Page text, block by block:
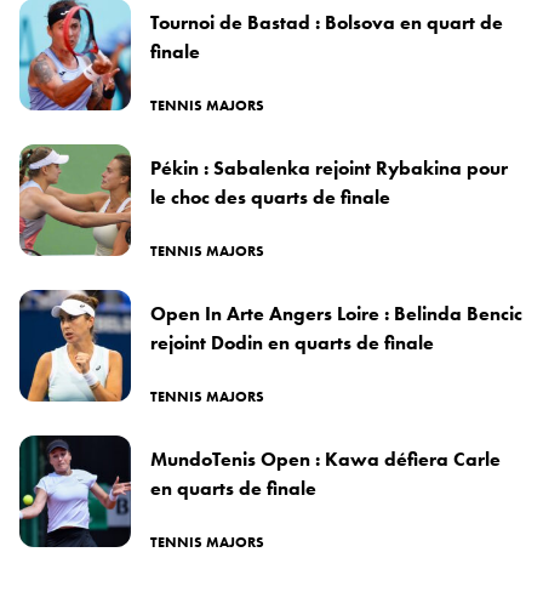
Tournoi de Bastad : Bolsova en quart de
finale
TENNIS MAJORS
Pékin : Sabalenka rejoint Rybakina pour
le choc des quarts de finale
TENNIS MAJORS
Open In Arte Angers Loire : Belinda Bencic
rejoint Dodin en quarts de finale
TENNIS MAJORS
MundoTenis Open : Kawa défiera Carle
en quarts de finale
TENNIS MAJORS